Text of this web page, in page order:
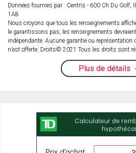
Données fournies par : Centris - 600 Ch Du Golf,
1A8
Nous croyons que tous les renseignements
le garantissons pas; les renseignements
indépendante. Aucune garantie ou représentation
n’est offerte. Droits© 2021 Tous les droits sont
Plus de détails